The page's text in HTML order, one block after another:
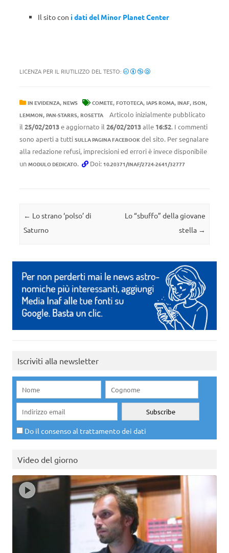
Il sito con i dati delMinor Planet Center
LICENZA PER IL RIUTILIZZO DEL TESTO:
IN EVIDENZA, NEWS COMETE, FOTOTECA, IAPS ROMA, INAF, ISON,
LEMMON, PAN-STARRS, ROSETTA
Articolo inizialmente pubblicato
il 25/02/2013e aggiornato il 26/02/2013alle 16:52. I commenti
sono aperti a tutti SULLA PAGINA FACEBOOK del sito. Per segnalare
alla redazione refusi, imprecisioni ed errori è invece disponibile
un MODULO DEDICATO. Doi: 10.20371/INAF/2724-2641/32777
Navigazione articolo
← Lo strano ‘polso’ di
Saturno
Lo “sbuffo” della giovane
stella →
Iscriviti alla newsletter
Do il consenso al trattamento dei dati
Video del giorno